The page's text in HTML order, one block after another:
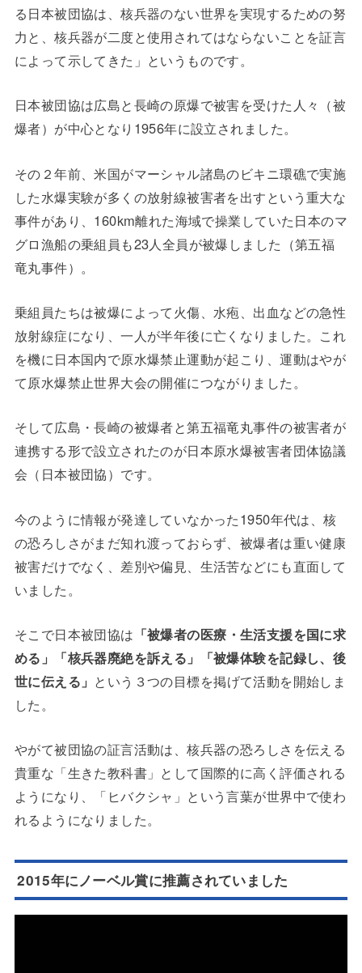
る日本被団協は、核兵器のない世界を実現するための努
力と、核兵器が二度と使用されてはならないことを証言
によって示してきた」というものです。
日本被団協は広島と長崎の原爆で被害を受けた人々（被
爆者）が中心となり1956年に設立されました。
その２年前、米国がマーシャル諸島のビキニ環礁で実施
した水爆実験が多くの放射線被害者を出すという重大な
事件があり、160km離れた海域で操業していた日本のマ
グロ漁船の乗組員も23人全員が被爆しました（第五福
竜丸事件）。
乗組員たちは被爆によって火傷、水疱、出血などの急性
放射線症になり、一人が半年後に亡くなりました。これ
を機に日本国内で原水爆禁止運動が起こり、運動はやが
て原水爆禁止世界大会の開催につながりました。
そして広島・長崎の被爆者と第五福竜丸事件の被害者が
連携する形で設立されたのが日本原水爆被害者団体協議
会（日本被団協）です。
今のように情報が発達していなかった1950年代は、核
の恐ろしさがまだ知れ渡っておらず、被爆者は重い健康
被害だけでなく、差別や偏見、生活苦などにも直面して
いました。
そこで日本被団協は 「被爆者の医療・生活支援を国に求
める」「核兵器廃絶を訴える」「被爆体験を記録し、後
世に伝える」 という３つの目標を掲げて活動を開始しま
した。
やがて被団協の証言活動は、核兵器の恐ろしさを伝える
貴重な「生きた教科書」として国際的に高く評価される
ようになり、「ヒバクシャ」という言葉が世界中で使わ
れるようになりました。
2015年にノーベル賞に推薦されていました